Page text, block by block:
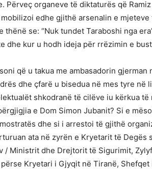
Përveç organeve të diktaturës që
edhe gjithë arsenalin e
thënë se: “Nuk tundet Taraboshi nga
dhe kur u hodh ideja për rrëzimin e
që u takua me ambasadorin gjerman
dhe çfarë u bisedua në mes tyre në
shkodranë të cilëve iu kërkua
e Dom Simon Jubanit? Si e
dhe si i arrestoi të gjithë
ata në zyrën e Kryetarit të Degës
/ Ministrit dhe Drejtorit të Sigurimit,
Kryetari i Gjyqit në Tiranë,